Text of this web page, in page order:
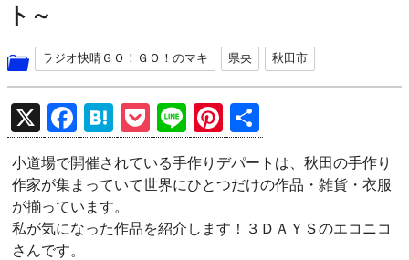
ト～
ラジオ快晴ＧＯ！ＧＯ！のマキ 県央 秋田市
X
F
a
ce
b
o
H
at
e
n
a
P
o
ck
Li
n
e
Pi
nt
er
t
有
小道場で開催されている手作りデパートは、秋田の手作り
作家が集まっていて世界にひとつだけの作品・雑貨・衣服
が揃っています。
私が気になった作品を紹介します！３ＤＡＹＳのエコニコ
さんです。